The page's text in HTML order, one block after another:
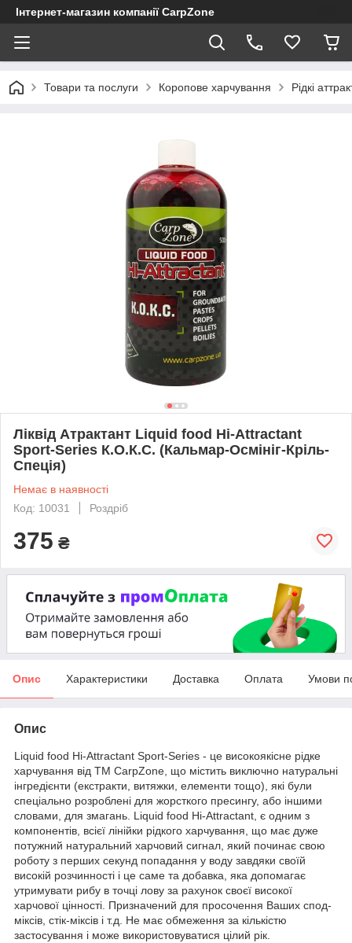
Інтернет-магазин компанії CarpZone
Товари та послуги Коропове харчування Рідкі
Ліквід Атрактант Liquid food Hi-Attractant
Sport-Series К.О.К.С. (Кальмар-Осмініг-Кріль-
Спеція)
Немає в наявності
Код: 10031
Роздріб
375 ₴
Опис Характеристики Доставка Оплата Умови
Опис
Liquid food Hi-Attractant Sport-Series - це високоякісне рідке
харчування від ТМ CarpZone, що містить виключно натуральні
інгредієнти (екстракти, витяжки, елементи тощо), які були
спеціально розроблені для жорсткого пресингу, або іншими
словами, для змагань. Liquid food Hi-Attractant, є одним з
компонентів, всієї лінійки рідкого харчування, що має дуже
потужний натуральний харчовий сигнал, який починає свою
роботу з перших секунд попадання у воду завдяки своїй
високій розчинності і це саме та добавка, яка допомагає
утримувати рибу в точці лову за рахунок своєї високої
харчової цінності. Призначений для просочення Ваших спод-
міксів, стiк-міксів і т.д. Не має обмеження за кількістю
застосування і може використовуватися цілий рік.